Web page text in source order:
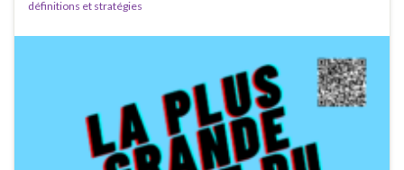
définitions et stratégies